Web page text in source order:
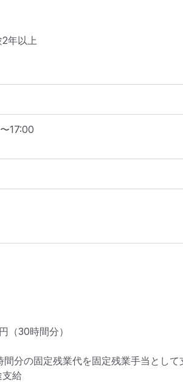
年以上
〜17:00
30時間分）
分の固定残業代を固定残業手当として
給